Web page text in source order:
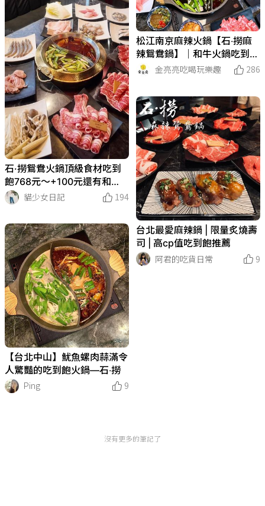
石·撈鴛鴦火鍋頂級食材吃‭到‬
飽768元～+100元還有和
牛！ 貓少女日記 194
松江南京麻辣火鍋【石‧撈麻
辣鴛鴦鍋】｜和牛火鍋吃到
飽，生啤酒無限暢飲超嗨桑｜
金亮亮吃喝玩樂趣 286
台北最愛麻辣鍋 | 限量炙燒壽
司 | 高cp值吃到飽推薦
阿君的吃貨日常
9
【台北中山】魷魚螺肉蒜滿令
人驚豔的吃到飽火鍋—石‧撈
Ping
9
沒有更多的筆記了